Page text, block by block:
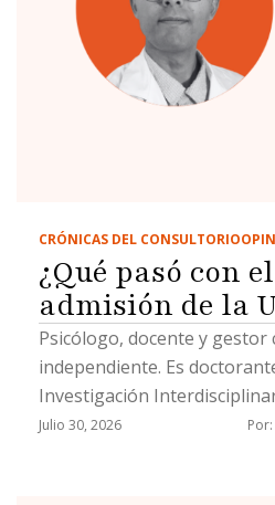
CRÓNICAS DEL CONSULTORIO
¿Qué pasó con
admisión de la
Psicólogo, docente y gestor
independiente. Es
Investigación
Su línea de investigación es
Julio 30, 2026 Por: